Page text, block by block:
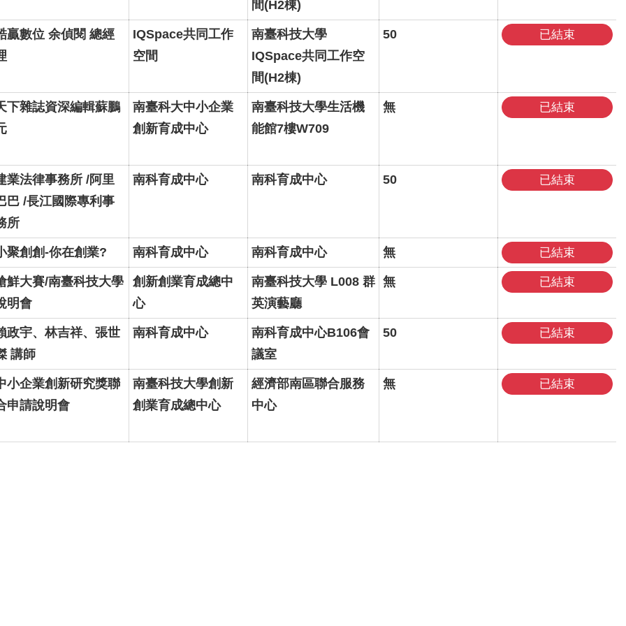
間(H2棟)
贏數位 余偵閱 總經
IQSpace共同工作
空間
南臺科技大學
IQSpace共同工作空
間(H2棟)
50 已結束
下雜誌資深編輯蘇鵬
南臺科大中小企業
創新育成中心
南臺科技大學生活機
能館7樓W709
無 已結束
業法律事務所 /阿里
巴 /長江國際專利事
所
南科育成中心 南科育成中心 50 已結束
聚創創-你在創業? 南科育成中心 南科育成中心 無 已結束
鮮大賽/南臺科技大學
明會
創新創業育成總中
心
南臺科技大學 L008 群
英演藝廳
無 已結束
政宇、林吉祥、張世
講師
南科育成中心
南科育成中心B106會
議室
50 已結束
小企業創新研究獎聯
申請說明會
南臺科技大學創新
創業育成總中心
經濟部南區聯合服務
中心
無 已結束